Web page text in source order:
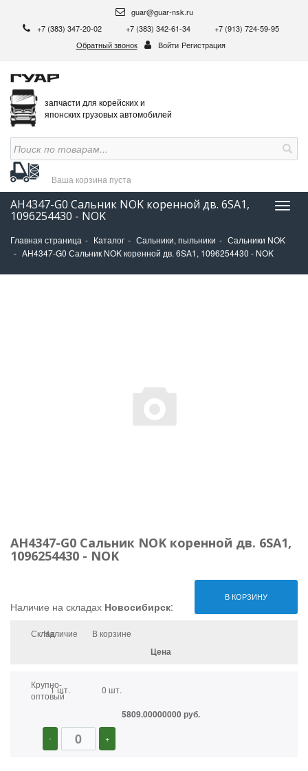
guar@guar-nsk.ru
+7 (383) 347-20-02
+7 (383) 342-61-34
+7 (913) 724-59-95
Обратный звонок
Войти Регистрация
запчасти для корейских и
японских грузовых автомобилей
Ваша корзина пуста
AH4347-G0 Сальник NOK коренной дв. 6SA1,
1096254430 - NOK
Главная страница Каталог Сальники, пыльники
Сальники NOK
AH4347-G0 Сальник NOK коренной дв. 6SA1, 1096254430 - NOK
AH4347-G0 Сальник NOK коренной дв. 6SA1,
1096254430 - NOK
В КОРЗИНУ
Наличие на складах Новосибирск:
СкладНаличие В корзине
Цена
Крупно-
оптовый
1 шт. 0 шт.
5809.00000000 руб.
- +